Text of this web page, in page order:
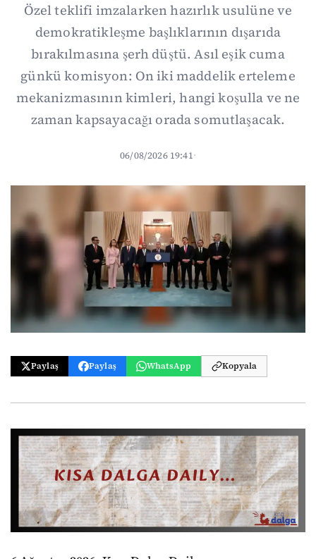
Özel teklifi imzalarken hazırlık usulüne ve
demokratikleşme başlıklarının dışarıda
bırakılmasına şerh düştü. Asıl eşik cuma
günkü komisyon: On iki maddelik erteleme
mekanizmasının kimleri, hangi koşulla ve ne
zaman kapsayacağı orada somutlaşacak.
06/08/2026 19:41·
Paylaş Paylaş WhatsApp Kopyala